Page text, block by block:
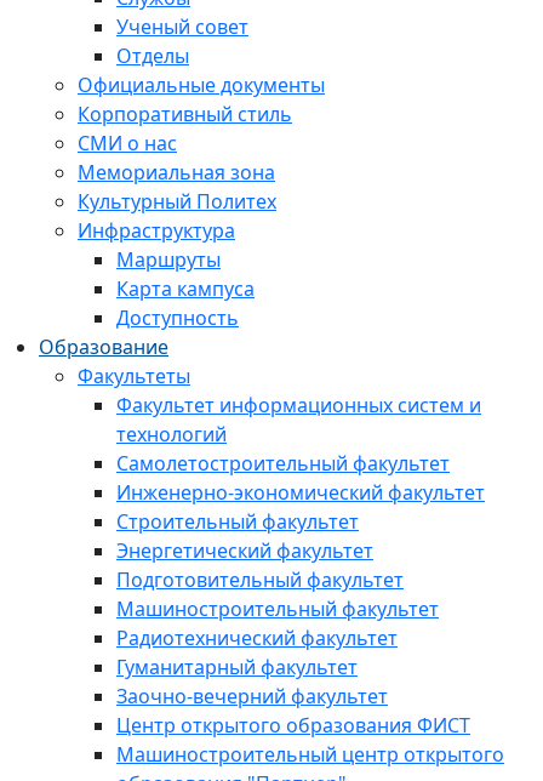
Ученый совет
Отделы
Официальные документы
Корпоративный стиль
СМИ о нас
Мемориальная зона
Культурный Политех
Инфраструктура
Маршруты
Карта кампуса
Доступность
Образование
Факультеты
Факультет информационных систем и
технологий
Самолетостроительный факультет
Инженерно-экономический факультет
Строительный факультет
Энергетический факультет
Подготовительный факультет
Машиностроительный факультет
Радиотехнический факультет
Гуманитарный факультет
Заочно-вечерний факультет
Центр открытого образования ФИСТ
Машиностроительный центр открытого